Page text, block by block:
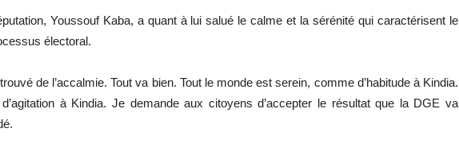
Youssouf Kaba, a quant à lui salué le calme et la sérénité qui caractérisent le
électoral.
de l’accalmie. Tout va bien. Tout le monde est serein, comme d’habitude à Kindia.
à Kindia. Je demande aux citoyens d’accepter le résultat que la DGE va